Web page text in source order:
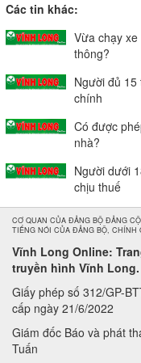
Các tin khác:
Vừa chạy
thông?
Người đủ
chính
Có được
nhà?
Người dưới
chịu thuế
CƠ QUAN CỦA ĐẢNG BỘ ĐẢNG
TIẾNG NÓI CỦA ĐẢNG BỘ, CHÍNH
Vĩnh Long Online:
truyền hình Vĩnh Long.
Giấy phép số 312/GP-
cấp ngày 21/6/2022
Giám đốc Báo và phát
Tuấn